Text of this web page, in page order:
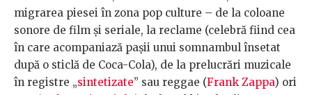
migrarea piesei în zona pop culture – de la coloane
sonore de film și seriale, la reclame (celebră fiind cea
în care acompaniază pașii unui somnambul însetat
după o sticlă de Coca-Cola), de la prelucrări muzicale
în registre „sintetizate” sau reggae (Frank Zappa) ori